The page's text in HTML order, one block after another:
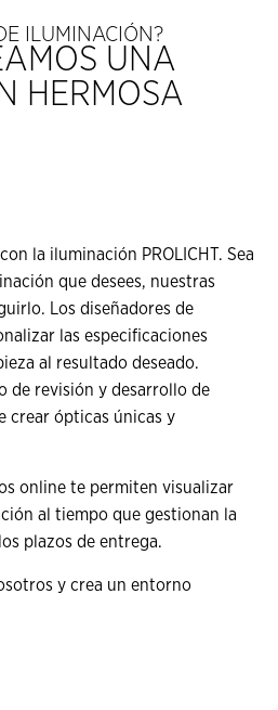
ILUMINACIÓN?
UNA
HERMOSA
la iluminación PROLICHT. Sea
que desees, nuestras
Los diseñadores de
las especificaciones
al resultado deseado.
de revisión y desarrollo de
crear ópticas únicas y
online te permiten visualizar
al tiempo que gestionan la
plazos de entrega.
y crea un entorno